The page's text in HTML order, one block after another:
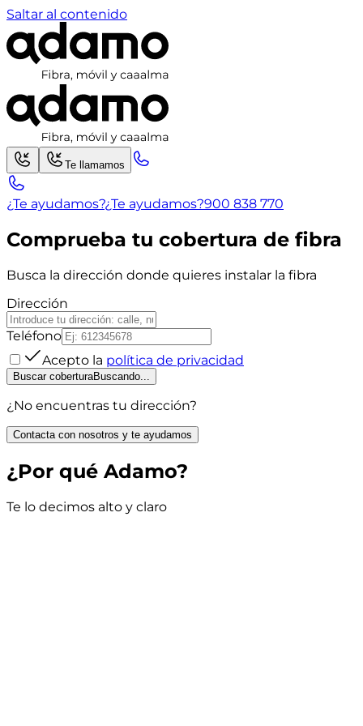
Saltar al contenido
Te llamamos
¿Te ayudamos?¿Te ayudamos?900 838 770
Comprueba tu cobertura de fibra
Busca la dirección donde quieres instalar la fibra
Dirección
Teléfono
Acepto la política de privacidad
Buscar coberturaBuscando...
¿No encuentras tu dirección?
Contacta con nosotros y te ayudamos
¿Por qué Adamo?
Te lo decimos alto y claro